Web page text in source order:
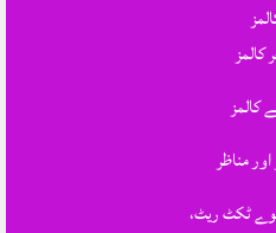
کالمز
کالمز
مناظر
ٹکٹ ریٹ،